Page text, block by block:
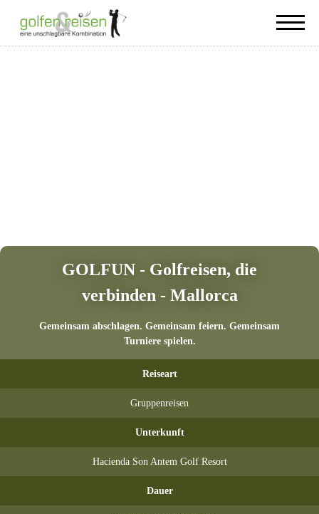
GOLFUN - Golfreisen, die
verbinden - Mallorca
Gemeinsam abschlagen. Gemeinsam feiern. Gemeinsam
Turniere spielen.
Reiseart
Gruppenreisen
Unterkunft
Hacienda Son Antem Golf Resort
Dauer